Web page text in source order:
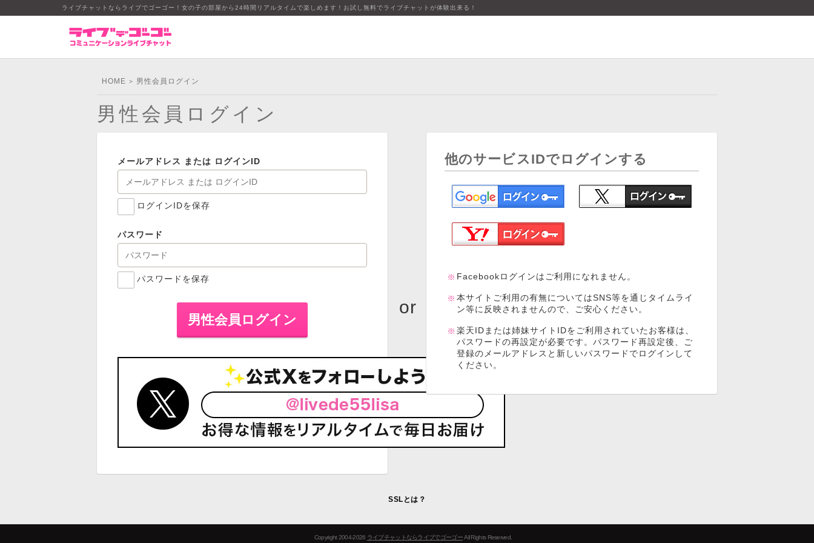
ライブチャットならライブでゴーゴー！女の子の部屋から24時間リアルタイムで楽しめます！お試し無料でライブチャットが体験出来る！
HOME > 男性会員ログイン
男性会員ログイン
メールアドレス または ログインID
ログインIDを保存
パスワード
パスワードを保存
他のサービスIDでログインする
Facebookログインはご利用になれません。
本サイトご利用の有無についてはSNS等を通じタイムライ
ン等に反映されませんので、ご安心ください。
楽天IDまたは姉妹サイトIDをご利用されていたお客様は、
パスワードの再設定が必要です。パスワード再設定後、ご
登録のメールアドレスと新しいパスワードでログインして
ください。
SSLとは？
Copyright 2004-2026 ライブチャットならライブでゴーゴーAll Rights Reserved.